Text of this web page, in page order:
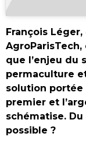
François
que l’enjeu du
permaculture
solution portée
premier et
schématise.
possible ?